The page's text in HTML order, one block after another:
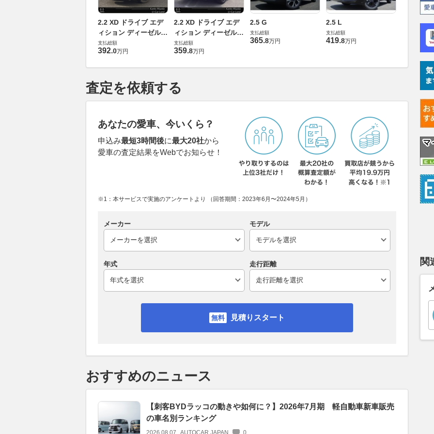
2.2 XD ドライブ エデ
ィション ディーゼルタ
ーボ
支払総額
392.0万円
2.2 XD ドライブ エデ
ィション ディーゼルタ
ーボ
支払総額
359.8万円
2.5 G
支払総額
365.8万円
2.5 L
支払総額
419.8万円
ィション
ーボ 4WD
万円
査定を依頼する
あなたの愛車、今いくら？
申込み最短3時間後に最大20社から
愛車の査定結果をWebでお知らせ！
※1：本サービスで実施のアンケートより （回答期間：2023年6月〜2024年5月）
メーカー モデル
年式 走行距離
見積りスタート
おすすめのニュース
【刺客BYDラッコの動きや如何に？】2026年7月期 軽自動車新車販売
の車名別ランキング
2026.08.07 AUTOCAR JAPAN 0
関